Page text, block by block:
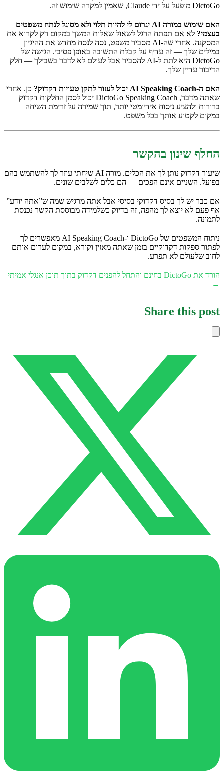
DictoGo מופעל על ידי Claude, שאמין למקרה שימוש זה.
האם שימוש במורה AI יגרום לי להיות תלוי ולא מסוגל לנתח משפטים
בעצמי? לא אם תפתח הרגל לשאול שאלות המשך במקום רק לקרוא את
המסקנה. אחרי שה-AI מסביר משפט, נסה לנסח מחדש את ההיגיון
במילים שלך — זה עדיף על קבלת התשובה באופן פסיבי. הגישה של
DictoGo היא לתת ל-AI להסביר אבל לעולם לא לדבר בשבילך — חלק
הדיבור עדיין שלך.
האם ה-AI Speaking Coach יכול לעזור לתקן טעויות דקדוק?
כן. אחרי
שאתה מדבר, DictoGo Speaking Coach יכול לסמן החלקות דקדוק
ברורות ולהציע ניסוח אידיומטי יותר, תוך שמירה על זרימת השיחה
במקום לקטוע אותך בכל משפט.
החלף שינון בהקשר
שיעור דקדוק נותן לך את הכלים. מורה AI שיחתי עוזר לך להשתמש בהם
בפועל. השניים אינם הפכים — הם כלים לשלבים שונים.
אם כבר יש לך בסיס דקדוקי בסיסי אבל אתה מרגיש שמה ש”אתה יודע”
אף פעם לא יוצא לך מהפה, זה בדיוק כשלמידה מבוססת הקשר נכנסת
לתמונה.
ניתוח המשפטים של DictoGo ו-AI Speaking Coach מאפשרים לך
לפתור ספקות דקדוקיים בזמן שאתה מאזין וקורא, במקום לערום אותם
לחוב שלעולם לא תפרע.
הורד את DictoGo בחינם והתחל להפנים דקדוק בתוך תוכן אנגלי אמיתי
→
Share this post